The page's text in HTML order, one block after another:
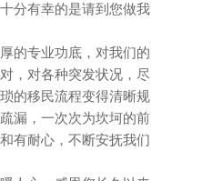
分有幸的是请到您做我
的专业功底，对我们的
，对各种突发状况，尽
的移民流程变得清晰规
漏，一次次为坎坷的前
有耐心，不断安抚我们